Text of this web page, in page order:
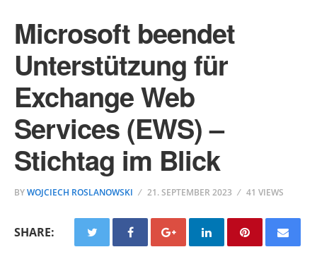
Microsoft beendet
Unterstützung für
Exchange Web
Services (EWS) –
Stichtag im Blick
BYWOJCIECH ROSLANOWSKI 21. SEPTEMBER 2023 41 VIEWS
SHARE: